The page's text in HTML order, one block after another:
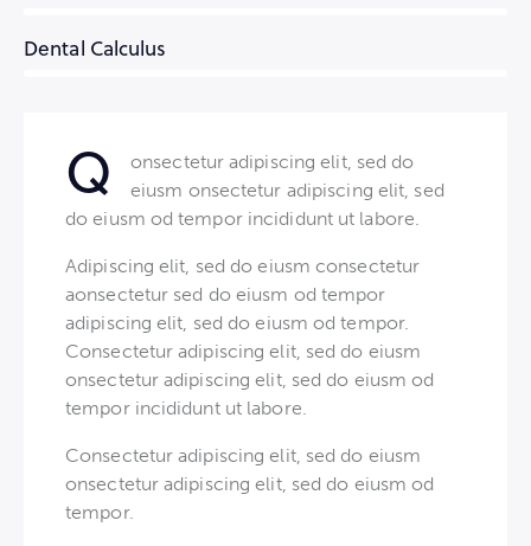
Dental Calculus
Q
onsectetur adipiscing elit, sed do
eiusm onsectetur adipiscing elit, sed
do eiusm od tempor incididunt ut labore.
Adipiscing elit, sed do eiusm consectetur
aonsectetur sed do eiusm od tempor
adipiscing elit, sed do eiusm od tempor.
Consectetur adipiscing elit, sed do eiusm
onsectetur adipiscing elit, sed do eiusm od
tempor incididunt ut labore.
Consectetur adipiscing elit, sed do eiusm
onsectetur adipiscing elit, sed do eiusm od
tempor.